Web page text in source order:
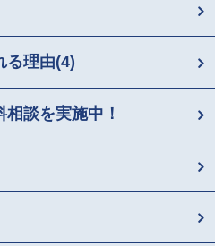
る理由(4)
談を実施中！